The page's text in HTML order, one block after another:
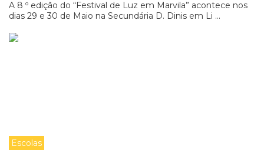
A 8 º edição do “Festival de Luz em Marvila” acontece nos
dias 29 e 30 de Maio na Secundária D. Dinis em Li ...
Escolas